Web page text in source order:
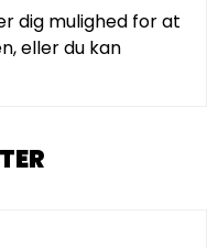
dig mulighed for at
eller du kan